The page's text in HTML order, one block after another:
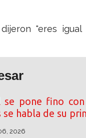
"eres igual
se pone fino
se habla de su
2026